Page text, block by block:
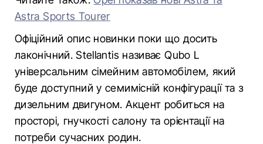
Astra Sports Tourer
Офіційний опис новинки поки що досить
лаконічний. Stellantis називає Qubo L
універсальним сімейним автомобілем, який
буде доступний у семимісній конфігурації та з
дизельним двигуном. Акцент робиться на
просторі, гнучкості салону та орієнтації на
потреби сучасних родин.